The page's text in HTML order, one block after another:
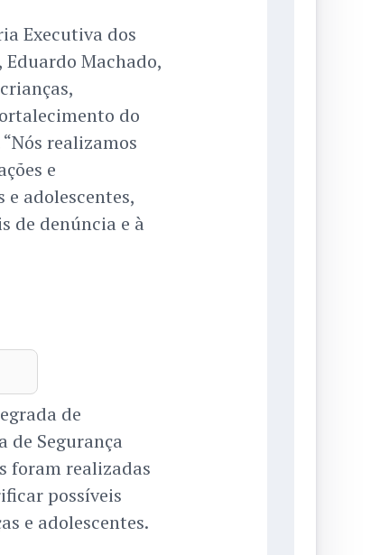
Executiva dos
Eduardo Machado,
do
realizamos
e
adolescentes,
de denúncia e à
de
de Segurança
foram realizadas
possíveis
e adolescentes.